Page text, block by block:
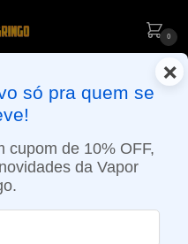
0
PAULO (SEG A SEX): PEDIDOS
VIA MOTOBOY
×
só pra quem se
cupom de 10% OFF,
da Vapor